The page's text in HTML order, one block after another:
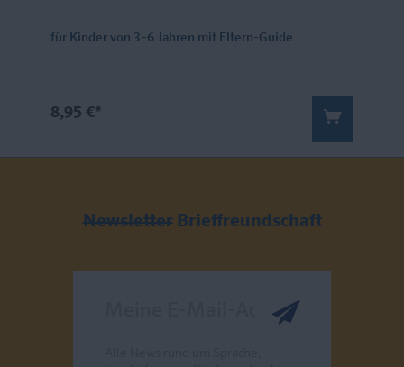
für Kinder von 3–6 Jahren mit Eltern-Guide
8,95 €*
Newsletter Brieffreundschaft